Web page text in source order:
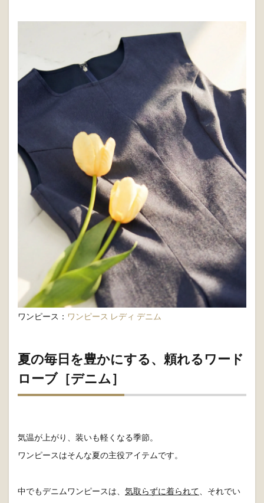
ワンピース： ワンピース レディ デニム
夏の毎日を豊かにする、頼れるワード
ローブ［デニム］
気温が上がり、装いも軽くなる季節。
ワンピースはそんな夏の主役アイテムです。
中でもデニムワンピースは、 気取らずに着られて 、それでい